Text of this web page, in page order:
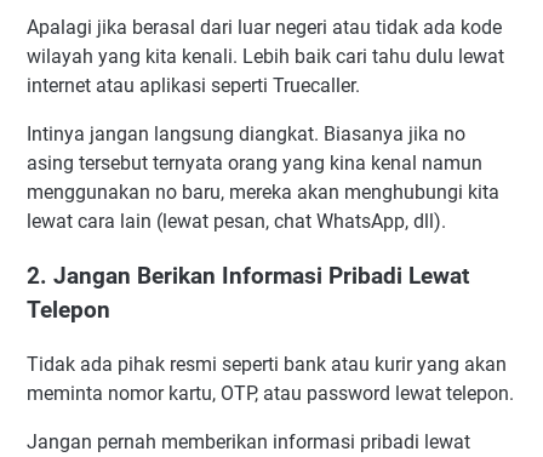
Apalagi jika berasal dari luar negeri atau tidak ada kode
wilayah yang kita kenali. Lebih baik cari tahu dulu lewat
internet atau aplikasi seperti Truecaller.
Intinya jangan langsung diangkat. Biasanya jika no
asing tersebut ternyata orang yang kina kenal namun
menggunakan no baru, mereka akan menghubungi kita
lewat cara lain (lewat pesan, chat WhatsApp, dll).
2. Jangan Berikan Informasi Pribadi Lewat
Telepon
Tidak ada pihak resmi seperti bank atau kurir yang akan
meminta nomor kartu, OTP, atau password lewat telepon.
Jangan pernah memberikan informasi pribadi lewat